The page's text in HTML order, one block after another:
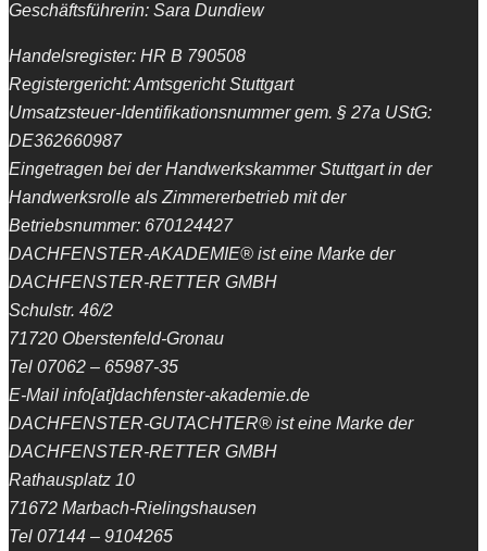
Geschäftsführerin: Sara Dundiew
Handelsregister: HR B 790508
Registergericht: Amtsgericht Stuttgart
Umsatzsteuer-Identifikationsnummer gem. § 27a UStG:
DE362660987
Eingetragen bei der Handwerkskammer Stuttgart in der
Handwerksrolle als Zimmererbetrieb mit der
Betriebsnummer: 670124427
DACHFENSTER-AKADEMIE® ist eine Marke der
DACHFENSTER-RETTER GMBH
Schulstr. 46/2
71720 Oberstenfeld-Gronau
Tel 07062 – 65987-35
E-Mail info[at]dachfenster-akademie.de
DACHFENSTER-GUTACHTER® ist eine Marke der
DACHFENSTER-RETTER GMBH
Rathausplatz 10
71672 Marbach-Rielingshausen
Tel 07144 – 9104265